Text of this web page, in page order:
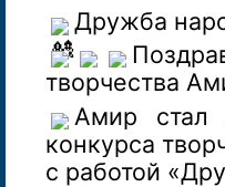
Дружба
творчества
Амир стал
конкурса
с работой